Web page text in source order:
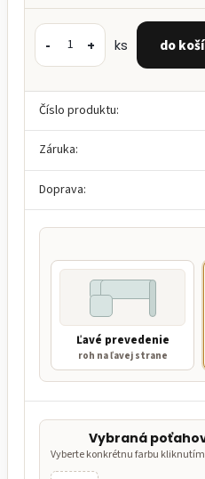
Číslo produktu:
Záruka:
Doprava:
Ľavé prevedenie
roh na ľavej strane
Vybraná
Vyberte konkrétnu farbu
- + ks